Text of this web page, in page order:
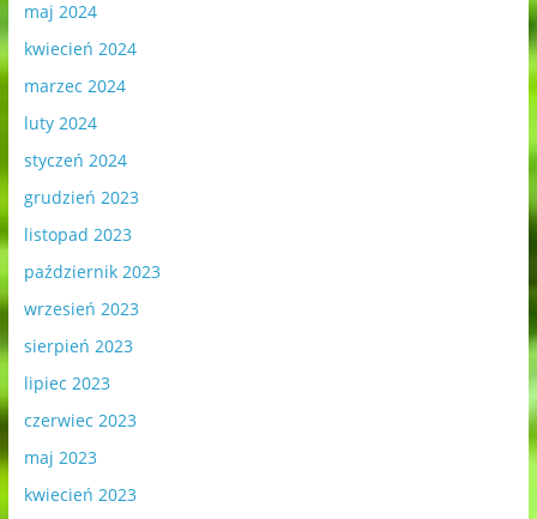
maj 2024
kwiecień 2024
marzec 2024
luty 2024
styczeń 2024
grudzień 2023
listopad 2023
październik 2023
wrzesień 2023
sierpień 2023
lipiec 2023
czerwiec 2023
maj 2023
kwiecień 2023